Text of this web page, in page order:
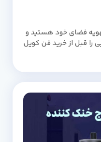
فضای خود هستید و
را قبل از خرید فن کویل